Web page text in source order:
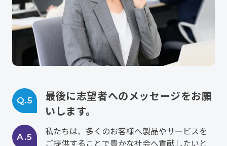
Q.5
最後に志望者へのメッセージをお願
いします。
A.5
私たちは、多くのお客様へ製品やサービスを
ご提供することで豊かな社会へ貢献したいと